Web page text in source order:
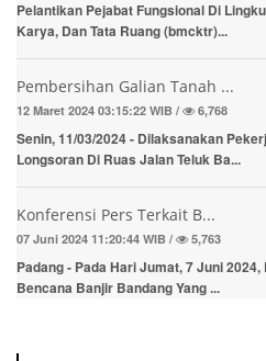
Pelantikan Pejabat Fungsional Di
Karya, Dan Tata Ruang (bmcktr)...
Pembersihan Galian Tanah ...
12 Maret 2024 03:15:22 WIB / 6,768
Senin, 11/03/2024 - Dilaksanakan
Longsoran Di Ruas Jalan Teluk Ba...
Konferensi Pers Terkait B...
07 Juni 2024 11:20:44 WIB / 5,763
Padang - Pada Hari Jumat, 7 Juni
Bencana Banjir Bandang Yang ...